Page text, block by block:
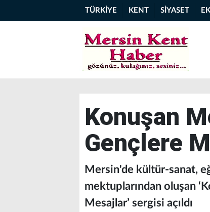
TÜRKİYE KENT SİYASET
Konuşan
Gençlere
Mersin'de kültür-sanat,
mektuplarından oluşan
Mesajlar’ sergisi açıldı